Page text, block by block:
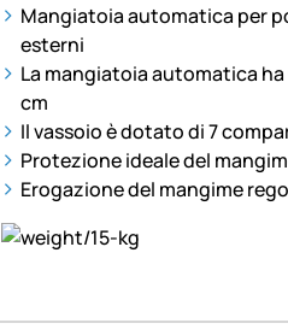
Mangiatoia automatica per
esterni
La mangiatoia automatica
cm
Il vassoio è dotato di 7
Protezione ideale del
Erogazione del mangime